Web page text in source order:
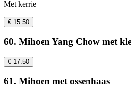
Met kerrie
€ 15.50
60. Mihoen Yang Chow met
€ 17.50
61. Mihoen met ossenhaas